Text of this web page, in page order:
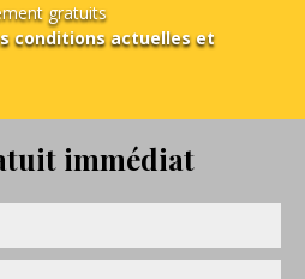
gratuits
conditions actuelles et
immédiat